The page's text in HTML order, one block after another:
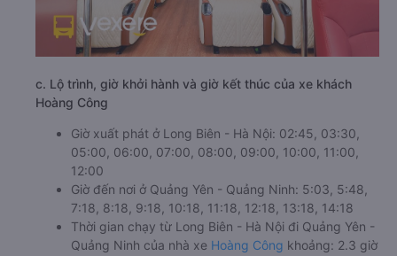
c. Lộ trình, giờ khởi hành và giờ kết thúc của xe khách
Hoàng Công
Giờ xuất phát ở Long Biên - Hà Nội: 02:45, 03:30,
05:00, 06:00, 07:00, 08:00, 09:00, 10:00, 11:00,
12:00
Giờ đến nơi ở Quảng Yên - Quảng Ninh: 5:03, 5:48,
7:18, 8:18, 9:18, 10:18, 11:18, 12:18, 13:18, 14:18
Thời gian chạy từ Long Biên - Hà Nội đi Quảng Yên -
Quảng Ninh của nhà xe Hoàng Công khoảng: 2.3 giờ